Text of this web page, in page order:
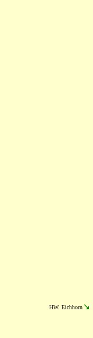
HW. Eichhorn